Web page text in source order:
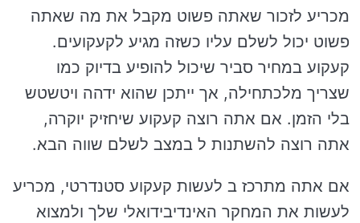
מכריע לזכור שאתה פשוט מקבל את מה שאתה
פשוט יכול לשלם עליו כשזה מגיע לקעקועים.
קעקוע במחיר סביר שיכול להופיע בדיוק כמו
שצריך מלכתחילה, אך ייתכן שהוא ידהה ויטשטש
בלי הזמן. אם אתה רוצה קעקוע שיחזיק יוקרה,
אתה רוצה להשתנות ל במצב לשלם שווה הבא.
אם אתה מתרכז ב לעשות קעקוע סטנדרטי, מכריע
לעשות את המחקר האינדיבידואלי שלך ולמצוא